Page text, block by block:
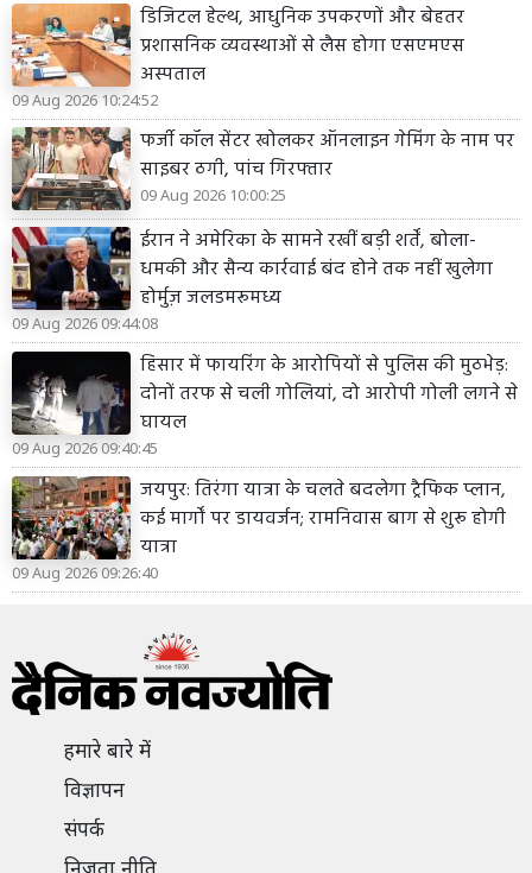
डिजिटल हेल्थ, आधुनिक उपकरणों और बेहतर
प्रशासनिक व्यवस्थाओं से लैस होगा एसएमएस
अस्पताल
09 Aug 2026 10:24:52
फर्जी कॉल सेंटर खोलकर ऑनलाइन गेमिंग के नाम पर
साइबर ठगी, पांच गिरफ्तार
09 Aug 2026 10:00:25
ईरान ने अमेरिका के सामने रखीं बड़ी शर्तें, बोला-
धमकी और सैन्य कार्रवाई बंद होने तक नहीं खुलेगा
होर्मुज़ जलडमरूमध्य
09 Aug 2026 09:44:08
हिसार में फायरिंग के आरोपियों से पुलिस की मुठभेड़:
दोनों तरफ से चली गोलियां, दो आरोपी गोली लगने से
घायल
09 Aug 2026 09:40:45
जयपुर: तिरंगा यात्रा के चलते बदलेगा ट्रैफिक प्लान,
कई मार्गों पर डायवर्जन; रामनिवास बाग से शुरू होगी
यात्रा
09 Aug 2026 09:26:40
हमारे बारे में
विज्ञापन
संपर्क